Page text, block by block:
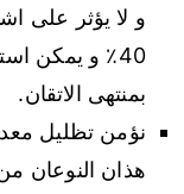
و لا يؤثر على
40٪ و يمكن
بمنتهى الاتقان.
نؤمن تظليل
هذان النوعان